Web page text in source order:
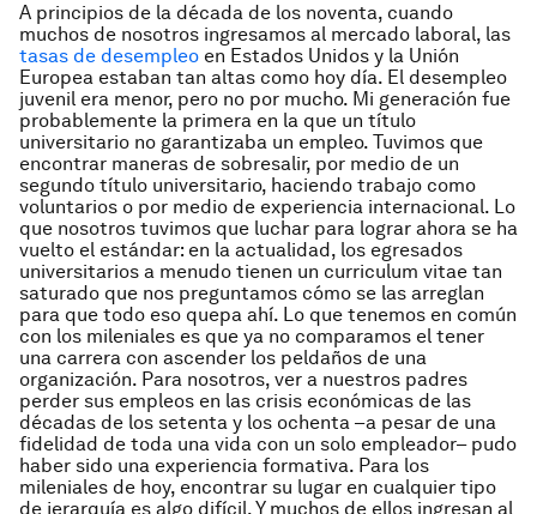
A principios de la década de los noventa, cuando
muchos de nosotros ingresamos al mercado laboral, las
tasas de desempleo en Estados Unidos y la Unión
Europea estaban tan altas como hoy día. El desempleo
juvenil era menor, pero no por mucho. Mi generación fue
probablemente la primera en la que un título
universitario no garantizaba un empleo. Tuvimos que
encontrar maneras de sobresalir, por medio de un
segundo título universitario, haciendo trabajo como
voluntarios o por medio de experiencia internacional. Lo
que nosotros tuvimos que luchar para lograr ahora se ha
vuelto el estándar: en la actualidad, los egresados
universitarios a menudo tienen un curriculum vitae tan
saturado que nos preguntamos cómo se las arreglan
para que todo eso quepa ahí. Lo que tenemos en común
con los mileniales es que ya no comparamos el tener
una carrera con ascender los peldaños de una
organización. Para nosotros, ver a nuestros padres
perder sus empleos en las crisis económicas de las
décadas de los setenta y los ochenta –a pesar de una
fidelidad de toda una vida con un solo empleador– pudo
haber sido una experiencia formativa. Para los
mileniales de hoy, encontrar su lugar en cualquier tipo
de jerarquía es algo difícil. Y muchos de ellos ingresan al